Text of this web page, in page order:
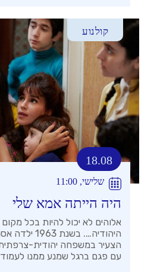
קולנוע
18.08
שלישי, 11:00
היה הייתה אמא שלי
אלוהים לא יכול להיות בכל
היהודיה….
הצעיר במשפחה יהודית-צרפתית
עם פגם ברגל שמנע ממנו